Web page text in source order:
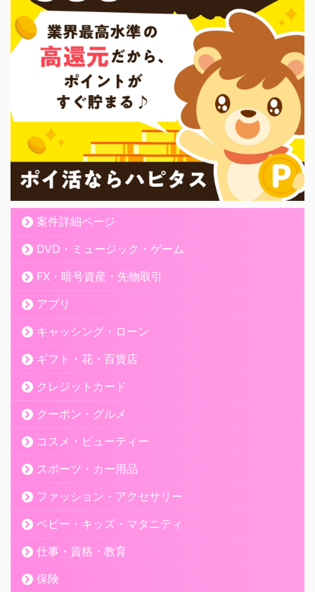
案件詳細ページ
DVD・ミュージック・ゲーム
FX・暗号資産・先物取引
アプリ
キャッシング・ローン
ギフト・花・百貨店
クレジットカード
クーポン・グルメ
コスメ・ビューティー
スポーツ・カー用品
ファッション・アクセサリー
ベビー・キッズ・マタニティ
仕事・資格・教育
保険